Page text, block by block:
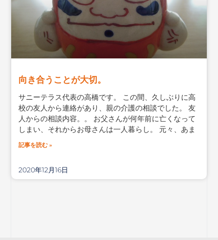
向き合うことが大切。
サニーテラス代表の高橋です。 この間、久しぶりに高
校の友人から連絡があり、親の介護の相談でした。 友
人からの相談内容。。 お父さんが何年前に亡くなって
しまい、それからお母さんは一人暮らし。 元々、あま
記事を読む »
2020年12月16日